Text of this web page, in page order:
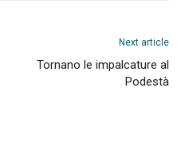
Next article
Tornano le impalcature al
Podestà